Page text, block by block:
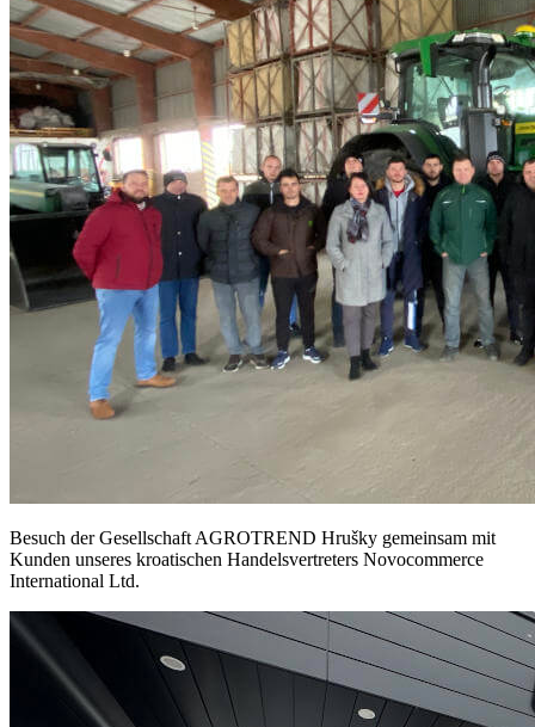
Besuch der Gesellschaft AGROTREND Hrušky gemeinsam mit
Kunden unseres kroatischen Handelsvertreters Novocommerce
International Ltd.